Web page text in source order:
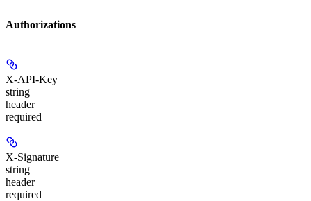
Authorizations
X-API-Key
string
header
required
X-Signature
string
header
required